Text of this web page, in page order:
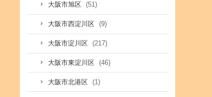
大阪市旭区 (51)
大阪市西淀川区 (9)
大阪市淀川区 (217)
大阪市東淀川区 (46)
大阪市北港区 (1)